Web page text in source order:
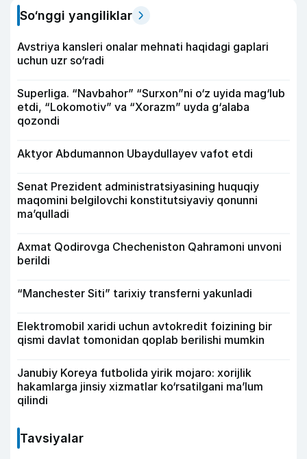
So‘nggi yangiliklar
Avstriya kansleri onalar mehnati haqidagi gaplari
uchun uzr so‘radi
Superliga. “Navbahor” “Surxon”ni o‘z uyida mag‘lub
etdi, “Lokomotiv” va “Xorazm” uyda g‘alaba
qozondi
Aktyor Abdu­mannon Ubaydullayev vafot etdi
Senat Prezident administratsiyasining huquqiy
maqomini belgilovchi konstitutsiyaviy qonunni
ma’qulladi
Axmat Qodirovga Checheniston Qahramoni unvoni
berildi
“Manchester Siti” tarixiy transferni yakunladi
Elektromobil xaridi uchun avtokredit foizining bir
qismi davlat tomonidan qoplab berilishi mumkin
Janubiy Koreya futbolida yirik mojaro: xorijlik
hakamlarga jinsiy xizmatlar ko‘rsatilgani ma’lum
qilindi
Tavsiyalar